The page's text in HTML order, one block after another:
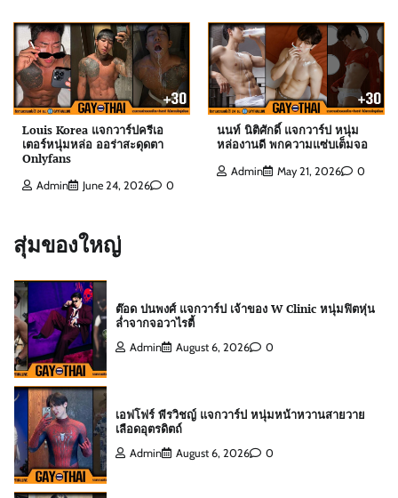
Louis Korea แจกวาร์ปครีเอ
เตอร์หนุ่มหล่อ ออร่าสะดุดตา
Onlyfans
Admin June 24, 2026 0
นนท์ นิติศักดิ์ แจกวาร์ป หนุ่ม
หล่องานดี พกความแซ่บเต็มจอ
Admin May 21, 2026 0
สุ่มของใหญ่
Admin July 21, 2026 0
สกาย พิเชษฐ์ แจกวาร์ป Top 10 Mister
International Thailand 2025
Admin August 6, 2026 0
เอฟโฟร์ พีรวิชญ์ แจกวาร์ป หนุ่มหน้าหวานสายวาย
เลือดอุตรดิตถ์
Admin August 6, 2026 0
ดิว ธีรภัทร แจกวาร์ป นักธุรกิจครีมไข่มุก เจ้าของ
ยอดผู้ติดตามหลักล้าน
Admin July 21, 2026 0